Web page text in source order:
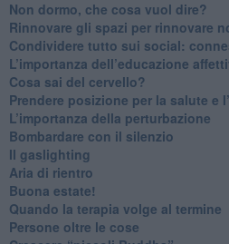
Non dormo, che cosa vuol dire?
​Rinnovare gli spazi per rinnovare
​Condividere tutto sui social:
​L’importanza dell’educazione
​Cosa sai del cervello?
Prendere posizione per la salute e
L’importanza della perturbazione
​Bombardare con il silenzio
Il gaslighting
Aria di rientro
Buona estate!
​Quando la terapia volge al termine
​Persone oltre le cose